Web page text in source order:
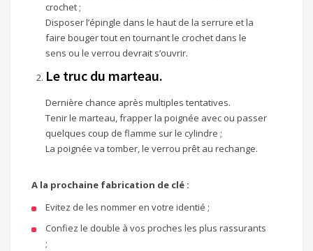
crochet ;
Disposer l’épingle dans le haut de la serrure et la
faire bouger tout en tournant le crochet dans le
sens ou le verrou devrait s’ouvrir.
Le truc du marteau.
Dernière chance après multiples tentatives.
Tenir le marteau, frapper la poignée avec ou passer
quelques coup de flamme sur le cylindre ;
La poignée va tomber, le verrou prêt au rechange.
A la prochaine fabrication de clé :
Evitez de les nommer en votre identié ;
Confiez le double à vos proches les plus rassurants
;